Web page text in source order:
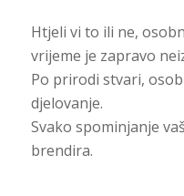
Htjeli vi to ili ne,
vrijeme je zapravo
Po prirodi stvari,
djelovanje.
Svako spominjanje
brendira.